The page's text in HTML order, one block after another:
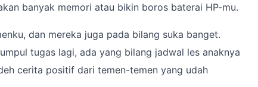
banyak memori atau bikin boros baterai HP-mu.
dan mereka juga pada bilang suka banget.
tugas lagi, ada yang bilang jadwal les anaknya
cerita positif dari temen-temen yang udah